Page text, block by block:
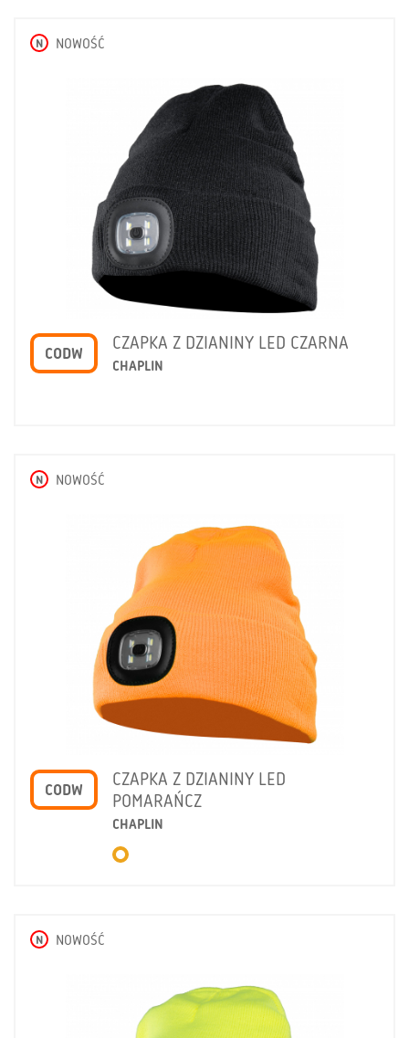
N NOWOŚĆ
CODW
CZAPKA Z DZIANINY LED CZARNA
CHAPLIN
N NOWOŚĆ
CODW
CZAPKA Z DZIANINY LED
POMARAŃCZ
CHAPLIN
N NOWOŚĆ